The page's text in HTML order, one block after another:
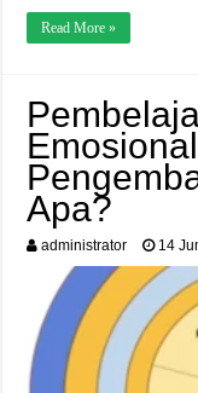
Read More »
Apa?
administrator 14